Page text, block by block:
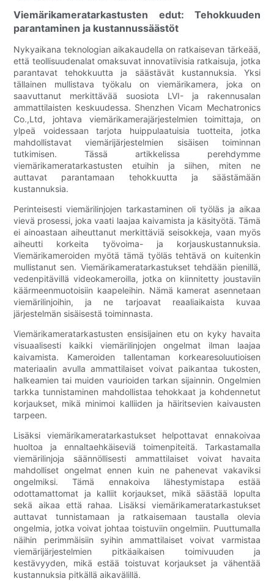
Viemärikameratarkastusten edut: Tehokkuuden
parantaminen ja kustannussäästöt
Nykyaikana teknologian aikakaudella on ratkaisevan tärkeää,
että teollisuudenalat omaksuvat innovatiivisia ratkaisuja, jotka
parantavat tehokkuutta ja säästävät kustannuksia. Yksi
tällainen mullistava työkalu on viemärikamera, joka on
saavuttanut merkittävää suosiota LVI- ja rakennusalan
ammattilaisten keskuudessa. Shenzhen Vicam Mechatronics
Co.,Ltd, johtava viemärikamerajärjestelmien toimittaja, on
ylpeä voidessaan tarjota huippulaatuisia tuotteita, jotka
mahdollistavat viemärijärjestelmien sisäisen toiminnan
tutkimisen. Tässä artikkelissa perehdymme
viemärikameratarkastusten etuihin ja siihen, miten ne
auttavat parantamaan tehokkuutta ja säästämään
kustannuksia.
Perinteisesti viemärilinjojen tarkastaminen oli työläs ja aikaa
vievä prosessi, joka vaati laajaa kaivamista ja käsityötä. Tämä
ei ainoastaan aiheuttanut merkittäviä seisokkeja, vaan myös
aiheutti korkeita työvoima- ja korjauskustannuksia.
Viemärikameroiden myötä tämä työläs tehtävä on kuitenkin
mullistanut sen. Viemärikameratarkastukset tehdään pienillä,
vedenpitävillä videokameroilla, jotka on kiinnitetty joustaviin
käärmeenmuotoisiin kaapeleihin. Nämä kamerat asennetaan
viemärilinjoihin, ja ne tarjoavat reaaliaikaista kuvaa
järjestelmän sisäisestä toiminnasta.
Viemärikameratarkastusten ensisijainen etu on kyky havaita
visuaalisesti kaikki viemärilinjojen ongelmat ilman laajaa
kaivamista. Kameroiden tallentaman korkearesoluutioisen
materiaalin avulla ammattilaiset voivat paikantaa tukosten,
halkeamien tai muiden vaurioiden tarkan sijainnin. Ongelmien
tarkka tunnistaminen mahdollistaa tehokkaat ja kohdennetut
korjaukset, mikä minimoi kalliiden ja häiritsevien kaivausten
tarpeen.
Lisäksi viemärikameratarkastukset helpottavat ennakoivaa
huoltoa ja ennaltaehkäiseviä toimenpiteitä. Tarkastamalla
viemärilinjoja säännöllisesti ammattilaiset voivat havaita
mahdolliset ongelmat ennen kuin ne pahenevat vakaviksi
ongelmiksi. Tämä ennakoiva lähestymistapa estää
odottamattomat ja kalliit korjaukset, mikä säästää lopulta
sekä aikaa että rahaa. Lisäksi viemärikameratarkastukset
auttavat tunnistamaan ja ratkaisemaan taustalla olevia
ongelmia, jotka voivat johtaa toistuviin ongelmiin. Puuttumalla
näihin perimmäisiin syihin ammattilaiset voivat varmistaa
viemärijärjestelmien pitkäaikaisen toimivuuden ja
kestävyyden, mikä estää toistuvat korjaukset ja vähentää
kustannuksia pitkällä aikavälillä.